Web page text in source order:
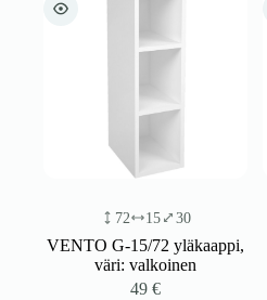
72 15 30
VENTO G-15/72 yläkaappi,
väri: valkoinen
49€